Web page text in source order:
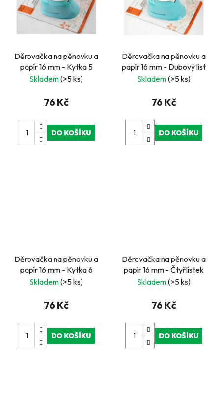
Děrovačka na pěnovku a
papír 16 mm - Kytka 5
Skladem(>5 ks)
76 Kč
DO KOŠÍKU
Děrovačka na pěnovku a
papír 16 mm - Dubový list
Skladem(>5 ks)
76 Kč
DO KOŠÍKU
Děrovačka na pěnovku a
papír 16 mm - Kytka 6
Skladem(>5 ks)
76 Kč
DO KOŠÍKU
Děrovačka na pěnovku a
papír 16 mm - Čtyřlístek
Skladem(>5 ks)
76 Kč
DO KOŠÍKU